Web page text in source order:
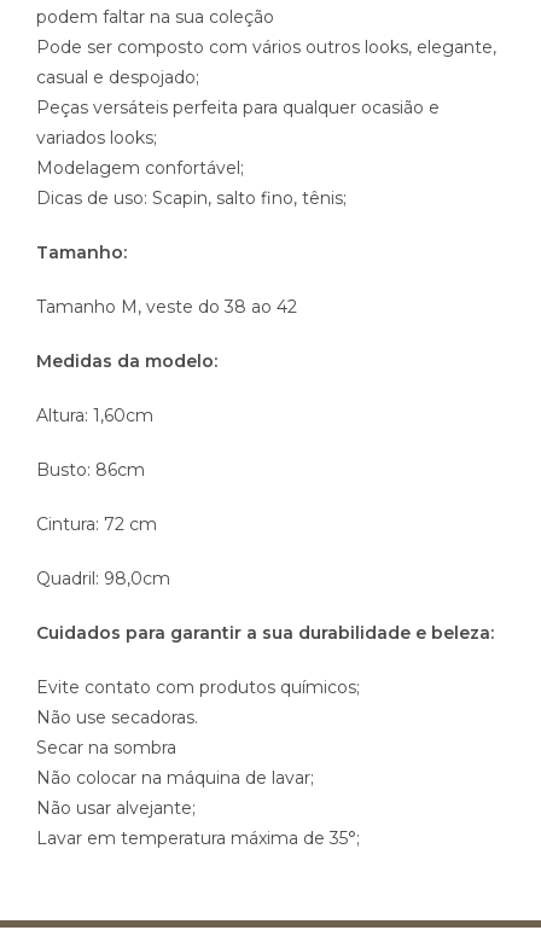
podem faltar na sua coleção
Pode ser composto com vários outros looks, elegante,
casual e despojado;
Peças versáteis perfeita para qualquer ocasião e
variados looks;
Modelagem confortável;
Dicas de uso: Scapin, salto fino, tênis;
Tamanho:
Tamanho M, veste do 38 ao 42
Medidas da modelo:
Altura: 1,60cm
Busto: 86cm
Cintura: 72 cm
Quadril: 98,0cm
Cuidados para garantir a sua durabilidade e beleza:
Evite contato com produtos químicos;
Não use secadoras.
Secar na sombra
Não colocar na máquina de lavar;
Não usar alvejante;
Lavar em temperatura máxima de 35°;